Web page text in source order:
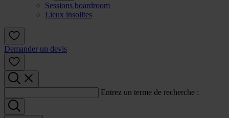
Sessions boardroom
Lieux insolites
Demander un devis
Entrez un terme de recherche :